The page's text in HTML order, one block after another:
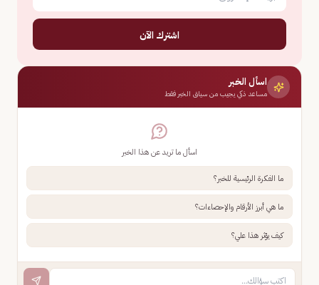
اشترك الآن
اسأل الخبر
مساعد ذكي يجيب من سياق الخبر فقط
اسأل ما تريد عن هذا الخبر
ما الفكرة الرئيسية للخبر؟
ما هي أبرز الأرقام والإحصاءات؟
كيف يؤثر هذا علي؟